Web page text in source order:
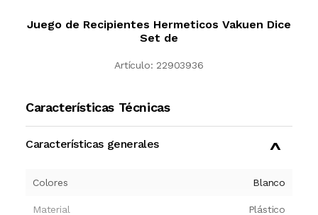
Juego de Recipientes Hermeticos Vakuen Dice
Set de
Artículo: 22903936
Características Técnicas
Características generales
Colores Blanco
Material Plástico